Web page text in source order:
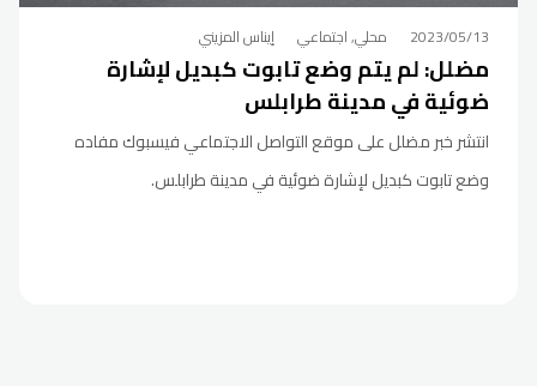
2023/05/13 محلي, اجتماعي إيناس المزيني
مضلل: لم يتم وضع تابوت كبديل لإشارة
ضوئية في مدينة طرابلس
انتشر خبر مضلل على موقع التواصل الاجتماعي فيسبوك مفاده
وضع تابوت كبديل لإشارة ضوئية في مدينة طرابلس.